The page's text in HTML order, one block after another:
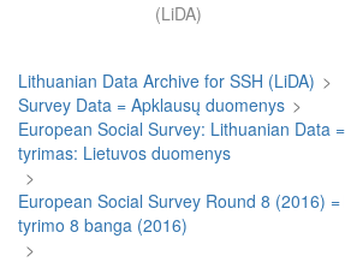
(LiDA)
Lithuanian Data Archive for SSH (LiDA) >
Survey Data = Apklausų duomenys >
European Social Survey: Lithuanian Data
tyrimas: Lietuvos duomenys
>
European Social Survey Round 8 (2016)
tyrimo 8 banga (2016)
>